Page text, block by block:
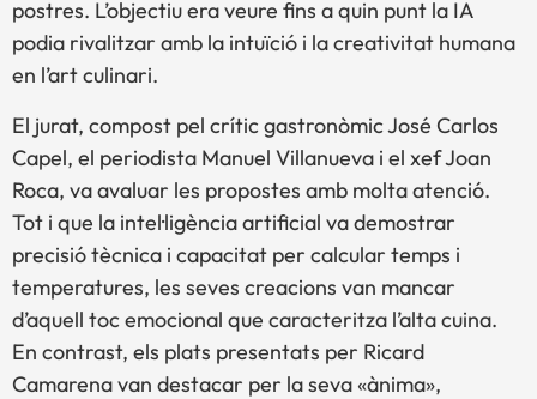
postres. L’objectiu era veure fins a quin punt la IA
podia rivalitzar amb la intuïció i la creativitat humana
en l’art culinari.
El jurat, compost pel crític gastronòmic José Carlos
Capel, el periodista Manuel Villanueva i el xef Joan
Roca, va avaluar les propostes amb molta atenció.
Tot i que la intel·ligència artificial va demostrar
precisió tècnica i capacitat per calcular temps i
temperatures, les seves creacions van mancar
d’aquell toc emocional que caracteritza l’alta cuina.
En contrast, els plats presentats per Ricard
Camarena van destacar per la seva «ànima»,